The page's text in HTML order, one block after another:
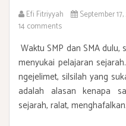
Efi Fitriyyah September
14 comments
Waktu SMP dan SMA
menyukai pelajaran
ngejelimet, silsilah yang
adalah alasan kenapa
sejarah, ralat, menghafalkan.